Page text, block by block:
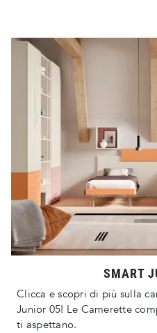
SMART
Clicca e scopri di più sulla
Junior 05! Le Camerette
ti aspettano.